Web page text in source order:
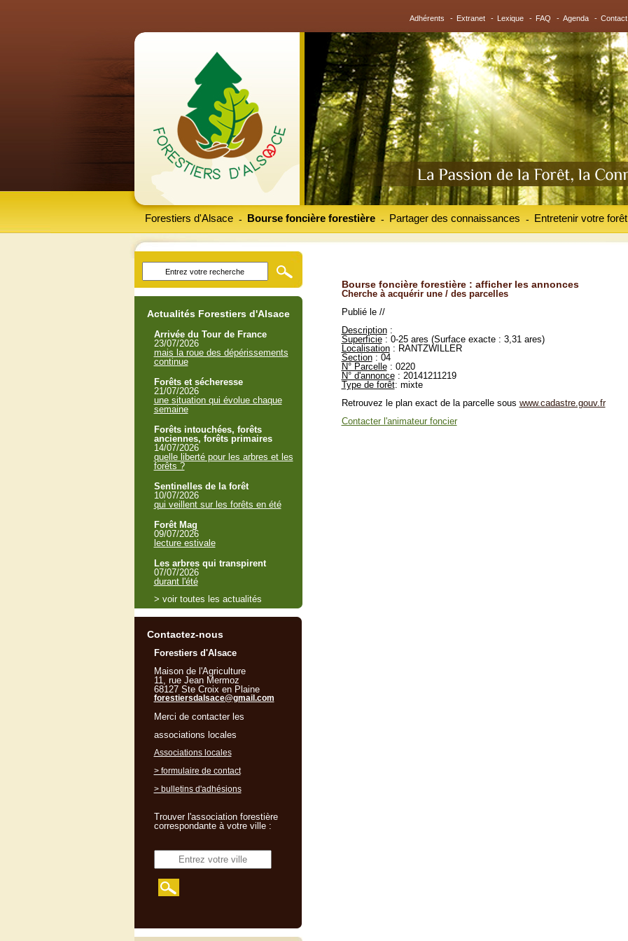
Adhérents - Extranet - Lexique - FAQ - Agenda - Contact
Forestiers d'Alsace Bourse foncière forestière
- Partager des connaissances
- Entretenir votre forêt
-
Bourse foncière forestière : afficher les annonces
Cherche à acquérir une / des parcelles
Publié le //
Description:
Superficie: 0-25 ares (Surface exacte : 3,31 ares)
Localisation: RANTZWILLER
Section: 04
N° Parcelle: 0220
N° d'annonce: 20141211219
Type de forêt: mixte
Retrouvez le plan exact de la parcelle sous www.cadastre.gouv.fr
Contacter l'animateur foncier
Actualités Forestiers d'Alsace
Arrivée du Tour de France
23/07/2026
mais la roue des dépérissements
continue
Forêts et sécheresse
21/07/2026
une situation qui évolue chaque
semaine
Forêts intouchées, forêts
anciennes, forêts primaires
14/07/2026
quelle liberté pour les arbres et les
forêts ?
Sentinelles de la forêt
10/07/2026
qui veillent sur les forêts en été
Forêt Mag
09/07/2026
lecture estivale
Les arbres qui transpirent
07/07/2026
durant l'été
> voir toutes les actualités
Contactez-nous
Forestiers d'Alsace
Maison de l'Agriculture
11, rue Jean Mermoz
68127 Ste Croix en Plaine
forestiersdalsace@gmail.com
Merci de contacter les
associations locales
Associations locales
> formulaire de contact
> bulletins d'adhésions
Trouver l'association forestière
correspondante à votre ville :